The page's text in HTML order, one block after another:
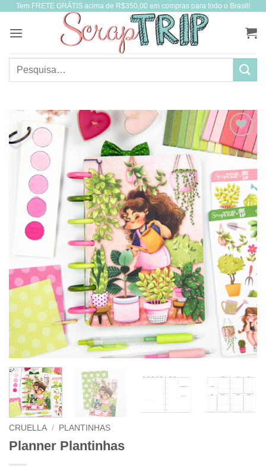
Skip
content
Tem FRETE GRÁTIS acima de R$350,00 em compras para todo o Brasil!
Pesquisar
CRUELLA / PLANTINHAS
Planner Plantinhas